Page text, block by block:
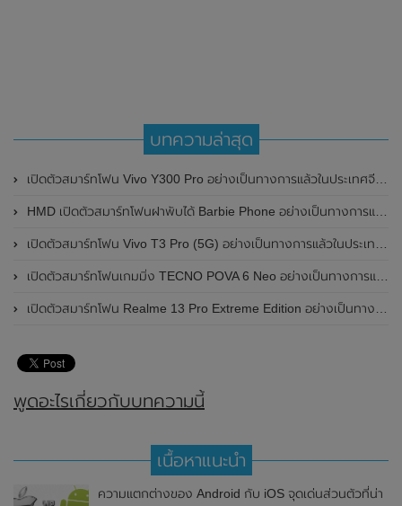
บทความล่าสุด
เปิดตัวสมาร์ทโฟน Vivo Y300 Pro อย่างเป็นทางการแล้วในประเทศจีน มาพร้อมดีไซน์พรีเมี่ยม ทนทาน และแบตเตอรี่สุดอึดขนาดใหญ่ 6,500mAh พร้อมรองรับการชาร์จไว 80W
HMD เปิดตัวสมาร์ทโฟนฝาพับได้ Barbie Phone อย่างเป็นทางการแล้ว มาพร้อมธีมสีชมพูสดใส
เปิดตัวสมาร์ทโฟน Vivo T3 Pro (5G) อย่างเป็นทางการแล้วในประเทศอินเดีย
เปิดตัวสมาร์ทโฟนเกมมิ่ง TECNO POVA 6 Neo อย่างเป็นทางการแล้วในประเทศไทย ในราคา 8,499 บาท
เปิดตัวสมาร์ทโฟน Realme 13 Pro Extreme Edition อย่างเป็นทางการแล้วในประเทศจีน
พูดอะไรเกี่ยวกับบทความนี้
เนื้อหาแนะนำ
ความแตกต่างของ Android กับ iOS จุดเด่นส่วนตัวที่น่า